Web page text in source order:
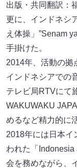
出版・共同翻訳：
更に、インドネシ
え体操」”Senam
手掛けた。
2014年、活動の拠
インドネシアでの
テレビ局RTVにて
WAKUWAKU
めるなど精力的に
2018年には日本イ
われた「Indonesia
会を務めながら、